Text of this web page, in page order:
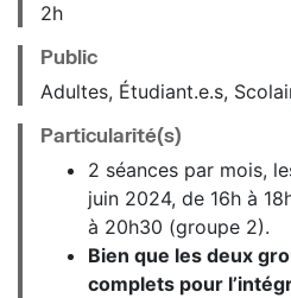
2h
Public
Adultes, Étudiant.e.s,
Particularité(s)
2 séances par mois,
juin 2024, de 16h à
à 20h30 (groupe 2).
Bien que les deux
complets pour